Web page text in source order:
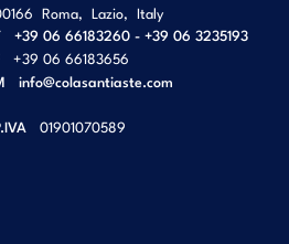
Roma, Lazio, Italy
+39 06 66183260 - +39 06 3235193
+39 06 66183656
info@colasantiaste.com
01901070589